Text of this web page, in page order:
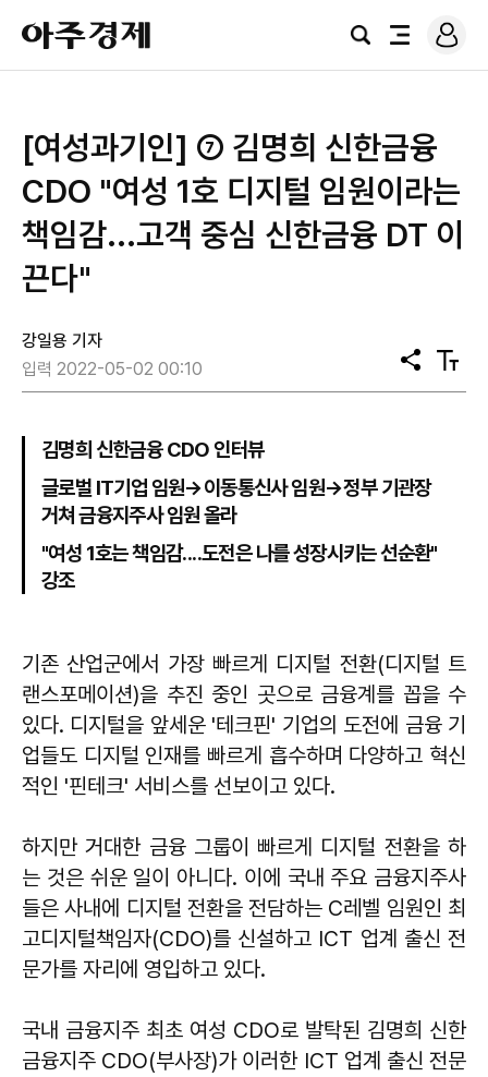
아
주
경
검
전
로
그
​[여성과기인] ⑦ 김명희 신한금융
CDO "여성 1호 디지털 임원이라는
책임감...고객 중심 신한금융 DT 이
끈다"
강일용 기자
입력 2022-05-02 00:10
공
유
텍
스
김명희 신한금융 CDO 인터뷰
글로벌 IT기업 임원→이동통신사 임원→정부 기관장
거쳐 금융지주사 임원 올라
"여성 1호는 책임감....도전은 나를 성장시키는 선순환"
강조
기존 산업군에서 가장 빠르게 디지털 전환(디지털 트
랜스포메이션)을 추진 중인 곳으로 금융계를 꼽을 수
있다. 디지털을 앞세운 '테크핀' 기업의 도전에 금융 기
업들도 디지털 인재를 빠르게 흡수하며 다양하고 혁신
적인 '핀테크' 서비스를 선보이고 있다.
하지만 거대한 금융 그룹이 빠르게 디지털 전환을 하
는 것은 쉬운 일이 아니다. 이에 국내 주요 금융지주사
들은 사내에 디지털 전환을 전담하는 C레벨 임원인 최
고디지털책임자(CDO)를 신설하고 ICT 업계 출신 전
문가를 자리에 영입하고 있다.
국내 금융지주 최초 여성 CDO로 발탁된 김명희 신한
금융지주 CDO(부사장)가 이러한 ICT 업계 출신 전문